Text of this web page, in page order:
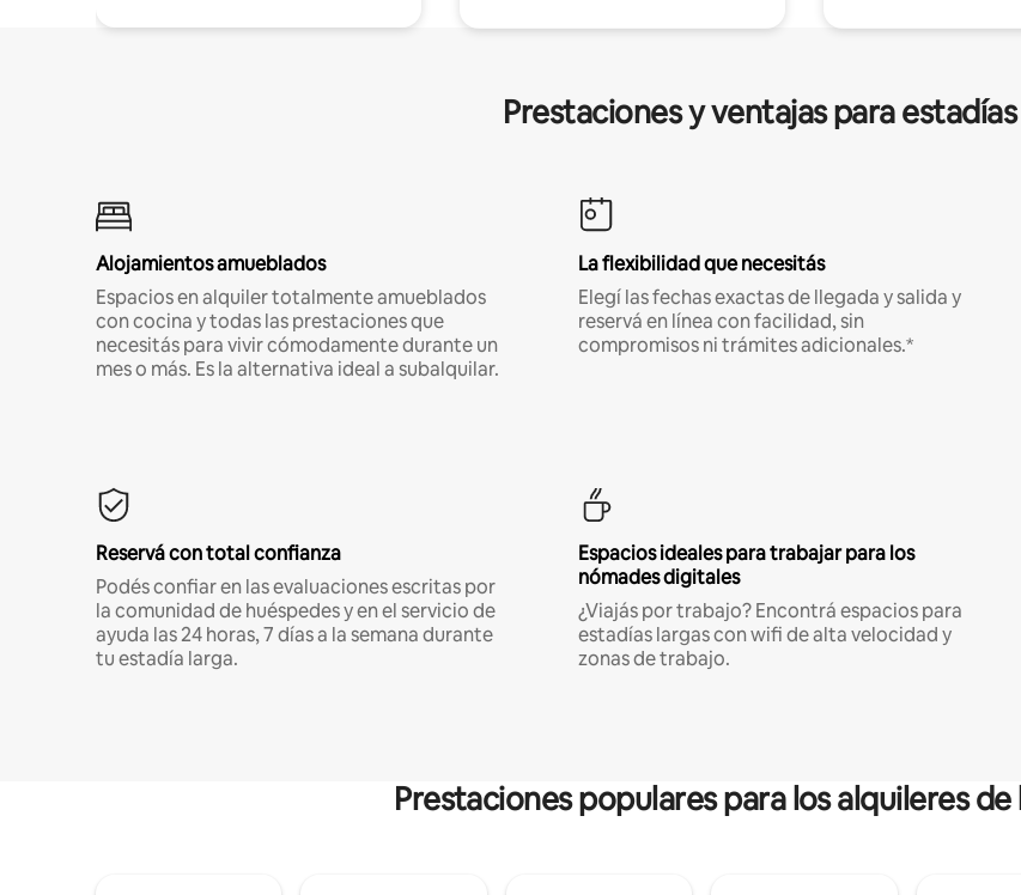
Prestaciones y ventajas para
Alojamientos amueblados
Espacios en alquiler totalmente amueblados
con cocina y todas las prestaciones que
necesitás para vivir cómodamente durante un
mes o más. Es la alternativa ideal a subalquilar.
La flexibilidad que necesitás
Elegí las fechas exactas de llegada y salida y
reservá en línea con facilidad, sin
compromisos ni trámites adicionales.*
Reservá con total confianza
Podés confiar en las evaluaciones escritas por
la comunidad de huéspedes y en el servicio de
ayuda las 24 horas, 7 días a la semana durante
tu estadía larga.
Espacios ideales para trabajar para los
nómades digitales
¿Viajás por trabajo? Encontrá espacios para
estadías largas con wifi de alta velocidad y
zonas de trabajo.
Prestaciones populares para los alquileres